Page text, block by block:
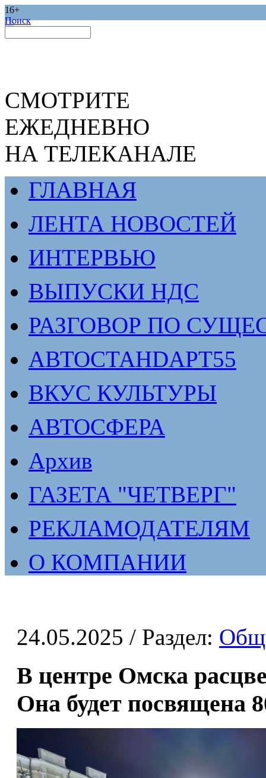
16+
Поиск
СМОТРИТЕ
ЕЖЕДНЕВНО
НА ТЕЛЕКАНАЛЕ
ГЛАВНАЯ
ЛЕНТА НОВОСТЕЙ
ИНТЕРВЬЮ
ВЫПУСКИ НДС
РАЗГОВОР ПО
АВТОСТАНDАРТ55
ВКУС КУЛЬТУРЫ
АВТОСФЕРА
Архив
ГАЗЕТА "ЧЕТВЕРГ"
РЕКЛАМОДАТЕЛЯМ
О КОМПАНИИ
24.05.2025 / Раздел:
В центре Омска
Она будет посвящена